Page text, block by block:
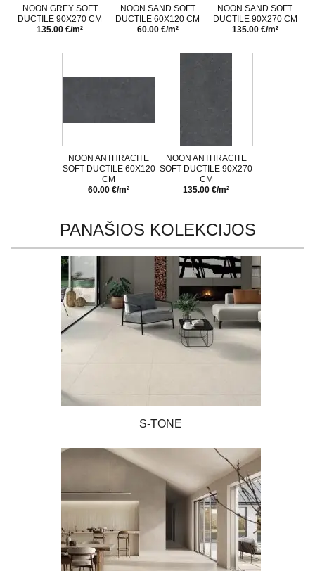
NOON GREY SOFT
DUCTILE 90X270 CM
135.00 €/m²
NOON SAND SOFT
DUCTILE 60X120 CM
60.00 €/m²
NOON SAND SOFT
DUCTILE 90X270 CM
135.00 €/m²
NOON ANTHRACITE
SOFT DUCTILE 60X120
CM
60.00 €/m²
NOON ANTHRACITE
SOFT DUCTILE 90X270
CM
135.00 €/m²
PANAŠIOS KOLEKCIJOS
S-TONE